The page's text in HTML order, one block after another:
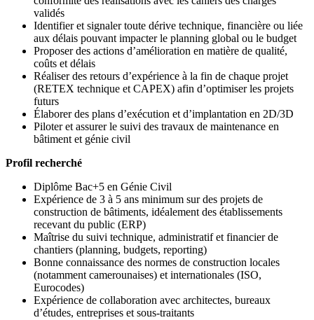
validés
Identifier et signaler toute dérive technique, financière ou liée
aux délais pouvant impacter le planning global ou le budget
Proposer des actions d’amélioration en matière de qualité,
coûts et délais
Réaliser des retours d’expérience à la fin de chaque projet
(RETEX technique et CAPEX) afin d’optimiser les projets
futurs
Élaborer des plans d’exécution et d’implantation en 2D/3D
Piloter et assurer le suivi des travaux de maintenance en
bâtiment et génie civil
Profil recherché
Diplôme Bac+5 en Génie Civil
Expérience de 3 à 5 ans minimum sur des projets de
construction de bâtiments, idéalement des établissements
recevant du public (ERP)
Maîtrise du suivi technique, administratif et financier de
chantiers (planning, budgets, reporting)
Bonne connaissance des normes de construction locales
(notamment camerounaises) et internationales (ISO,
Eurocodes)
Expérience de collaboration avec architectes, bureaux
d’études, entreprises et sous-traitants